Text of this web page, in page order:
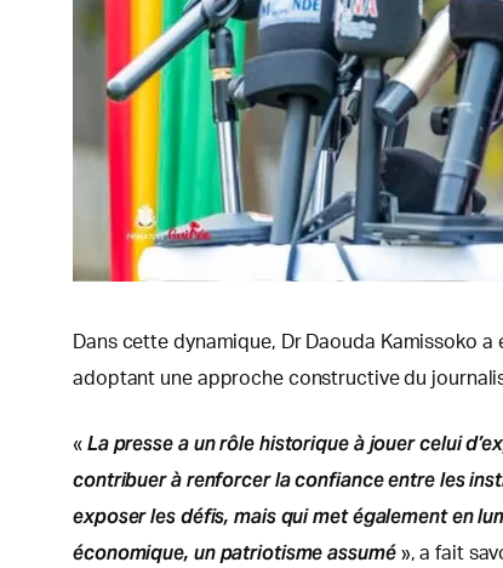
Dans cette dynamique, Dr Daouda Kamissoko
adoptant une approche constructive du
« La presse a un rôle historique à jouer celui
contribuer à renforcer la confiance entre les
exposer les défis, mais qui met également en
économique, un patriotisme assumé», a fait